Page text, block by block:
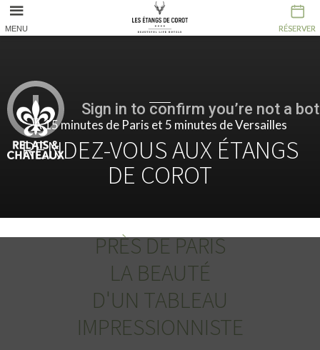
MENU RÉSERVER
RÉSERVER
À 15 minutes de Paris et 5 minutes de Versailles
RENDEZ-VOUS AUX ÉTANGS
DE COROT
PRÈS DE PARIS
LA BEAUTÉ
D'UN TABLEAU
IMPRESSIONNISTE